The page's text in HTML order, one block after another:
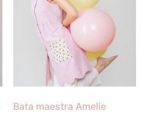
Bata maestra Amelie